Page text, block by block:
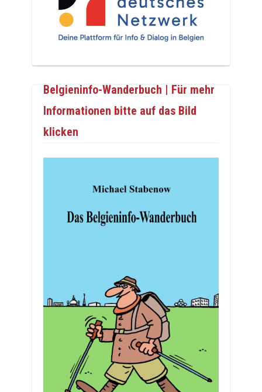
Belgieninfo-Wanderbuch | Für mehr
Informationen bitte auf das Bild
klicken